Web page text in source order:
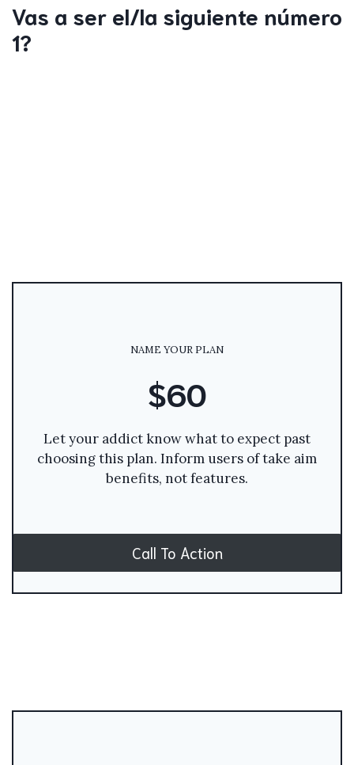
Vas a ser el/la siguiente número
1?
NAME YOUR PLAN
$60
Let your addict know what to expect past
choosing this plan. Inform users of take aim
benefits, not features.
Call To Action